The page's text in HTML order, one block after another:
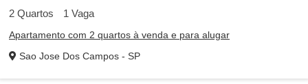
2 Quartos 1 Vaga
Apartamento com 2 quartos à venda e para alugar
Sao Jose Dos Campos - SP